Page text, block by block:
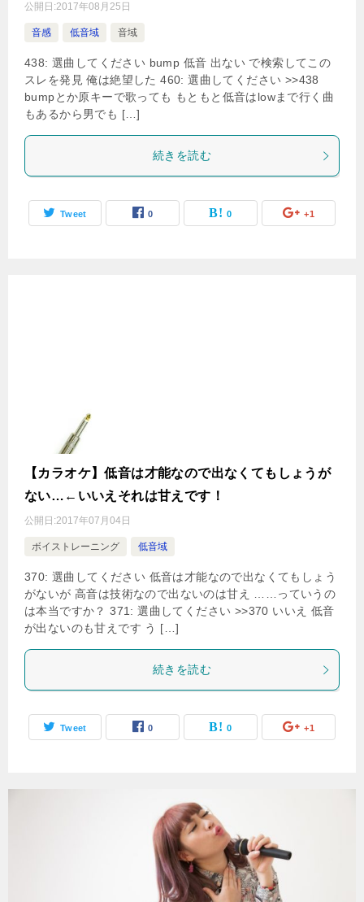
公開日:2017年08月25日
音感 低音域 音域
438: 選曲してください bump 低音 出ない で検索してこの
スレを発見 俺は絶望した 460: 選曲してください >>438
bumpとか原キーで歌っても もともと低音はlowまで行く曲
もあるから男でも […]
続きを読む
Tweet 0 0 +1
【カラオケ】低音は才能なので出なくてもしょうが
ない…←いいえそれは甘えです！
公開日:2017年07月04日
ボイストレーニング 低音域
370: 選曲してください 低音は才能なので出なくてもしょう
がないが 高音は技術なので出ないのは甘え ……っていうの
は本当ですか？ 371: 選曲してください >>370 いいえ 低音
が出ないのも甘えです う […]
続きを読む
Tweet 0 0 +1